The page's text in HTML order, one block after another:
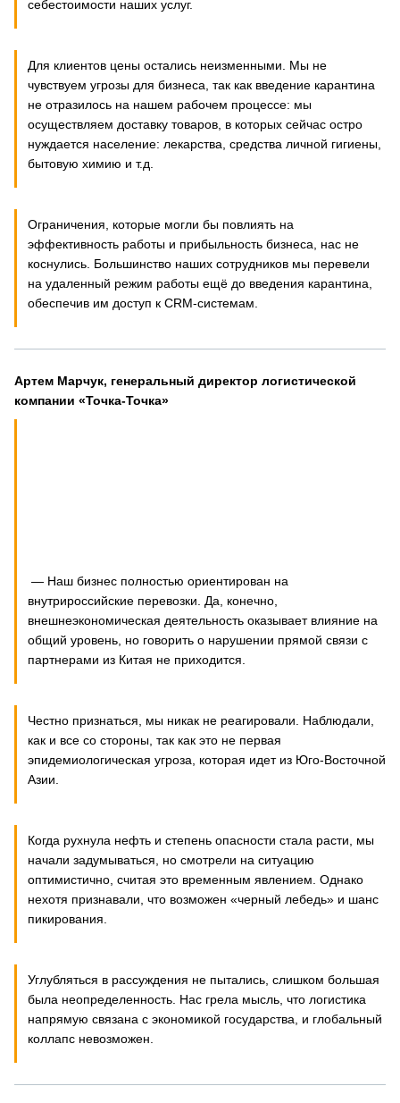
себестоимости наших услуг.
Для клиентов цены остались неизменными. Мы не
чувствуем угрозы для бизнеса, так как введение карантина
не отразилось на нашем рабочем процессе: мы
осуществляем доставку товаров, в которых сейчас остро
нуждается население: лекарства, средства личной гигиены,
бытовую химию и т.д.
Ограничения, которые могли бы повлиять на
эффективность работы и прибыльность бизнеса, нас не
коснулись. Большинство наших сотрудников мы перевели
на удаленный режим работы ещё до введения карантина,
обеспечив им доступ к CRM-системам.
Артем Марчук, генеральный директор логистической
компании «Точка-Точка»
— Наш бизнес полностью ориентирован на
внутрироссийские перевозки. Да, конечно,
внешнеэкономическая деятельность оказывает влияние на
общий уровень, но говорить о нарушении прямой связи с
партнерами из Китая не приходится.
Честно признаться, мы никак не реагировали. Наблюдали,
как и все со стороны, так как это не первая
эпидемиологическая угроза, которая идет из Юго-Восточной
Азии.
Когда рухнула нефть и степень опасности стала расти, мы
начали задумываться, но смотрели на ситуацию
оптимистично, считая это временным явлением. Однако
нехотя признавали, что возможен «черный лебедь» и шанс
пикирования.
Углубляться в рассуждения не пытались, слишком большая
была неопределенность. Нас грела мысль, что логистика
напрямую связана с экономикой государства, и глобальный
коллапс невозможен.